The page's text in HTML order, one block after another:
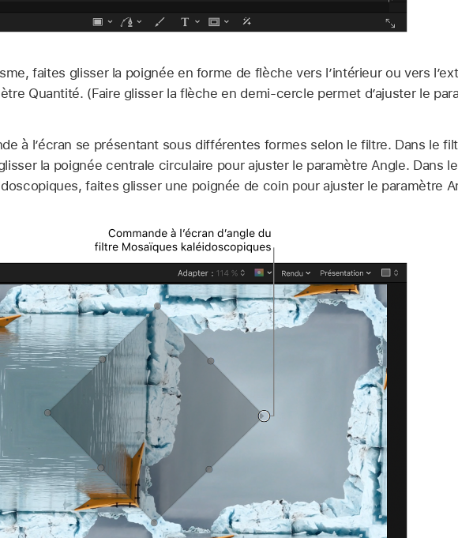
faites glisser la poignée en forme de flèche vers l’intérieur ou vers
Quantité. (Faire glisser la flèche en demi-cercle permet d’ajuster le
à l’écran se présentant sous différentes formes selon le filtre. Dans le
la poignée centrale circulaire pour ajuster le paramètre Angle. Dans
faites glisser une poignée de coin pour ajuster le paramètre